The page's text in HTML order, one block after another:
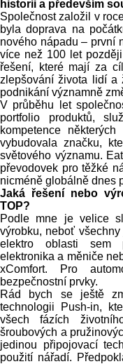
historii a především
Společnost založil v
byla doprava na
nového nápadu – první
více než 100 let
řešení, které mají za
zlepšování života lidí a
podnikání významně
V průběhu let
portfolio produktů,
kompetence
vybudovala značku,
světového významu.
převodovek pro těžké
nicméně globálně dnes
Jaká řešení nebo
TOP?
Podle mne je velice
výrobku, neboť
elektro oblasti sem
elektronika a měniče
xComfort. Pro
bezpečnostní prvky.
Rád bych se ještě
technologii Push-in,
všech fázích
šroubových a
jedinou připojovací
použití nářadí.